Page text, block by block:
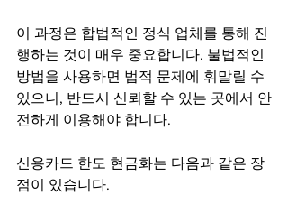
이 과정은 합법적인 정식 업체를 통해 진
행하는 것이 매우 중요합니다. 불법적인
방법을 사용하면 법적 문제에 휘말릴 수
있으니, 반드시 신뢰할 수 있는 곳에서 안
전하게 이용해야 합니다.
신용카드 한도 현금화는 다음과 같은 장
점이 있습니다.